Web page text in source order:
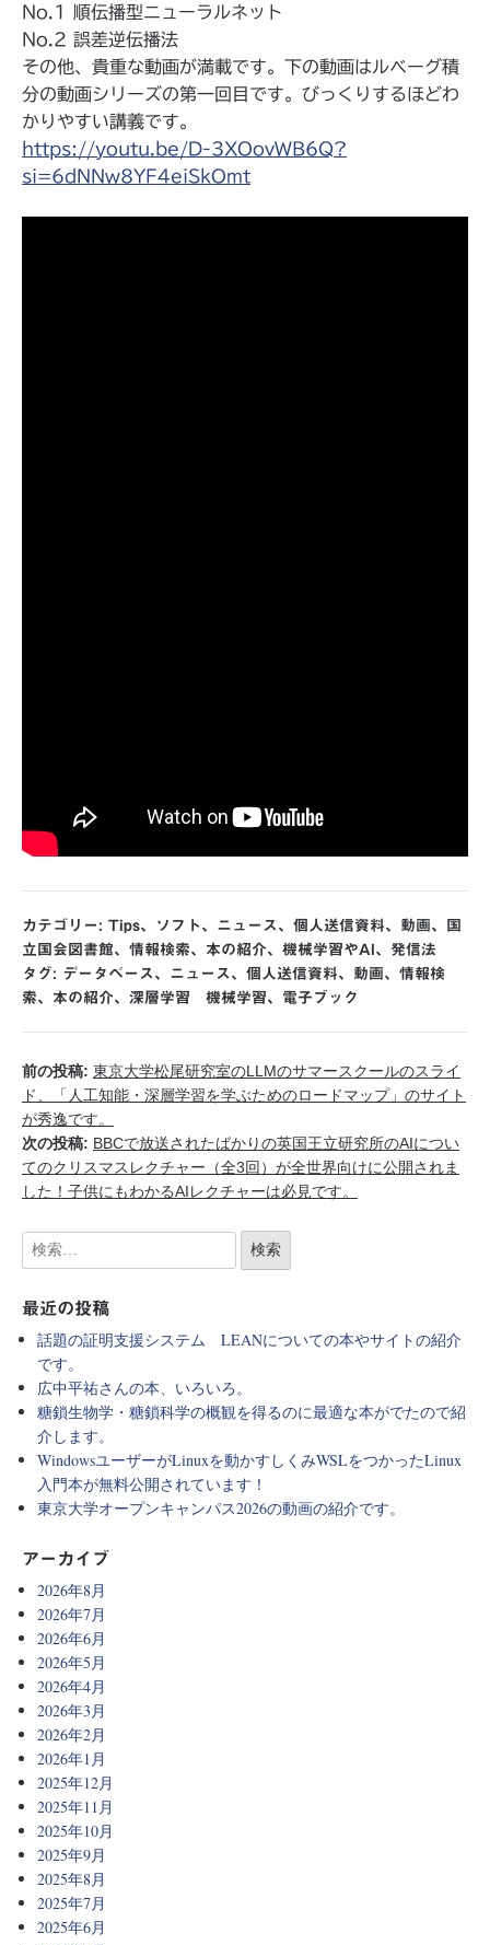
No.1 順伝播型ニューラルネット
No.2 誤差逆伝播法
その他、貴重な動画が満載です。下の動画はルベーグ積
分の動画シリーズの第一回目です。びっくりするほどわ
かりやすい講義です。
https://youtu.be/D-3XOovWB6Q?
si=6dNNw8YF4eiSkOmt
カテゴリー: Tips、 ソフト 、 ニュース 、 個人送信資料、 動画、
国
立国会図書館、 情報検索、 本の紹介、 機械学習やAI 、 発信法
タグ: データベース 、 ニュース 、 個人送信資料、 動画、 情報検
索、 本の紹介、 深層学習 機械学習、 電子ブック
前の投稿: 東京大学松尾研究室のLLMのサマースクールのスライ
ド、「人工知能・深層学習を学ぶためのロードマップ」のサイト
が秀逸です。
次の投稿: BBCで放送されたばかりの英国王立研究所のAIについ
てのクリスマスレクチャー（全3回）が全世界向けに公開されま
した！子供にもわかるAIレクチャーは必見です。
最近の投稿
話題の証明支援システム LEANについての本やサイトの紹介
です。
広中平祐さんの本、いろいろ。
糖鎖生物学・糖鎖科学の概観を得るのに最適な本がでたので紹
介します。
WindowsユーザーがLinuxを動かすしくみWSLをつかったLinux
入門本が無料公開されています！
東京大学オープンキャンパス2026の動画の紹介です。
アーカイブ
2026年8月
2026年7月
2026年6月
2026年5月
2026年4月
2026年3月
2026年2月
2026年1月
2025年12月
2025年11月
2025年10月
2025年9月
2025年8月
2025年7月
2025年6月